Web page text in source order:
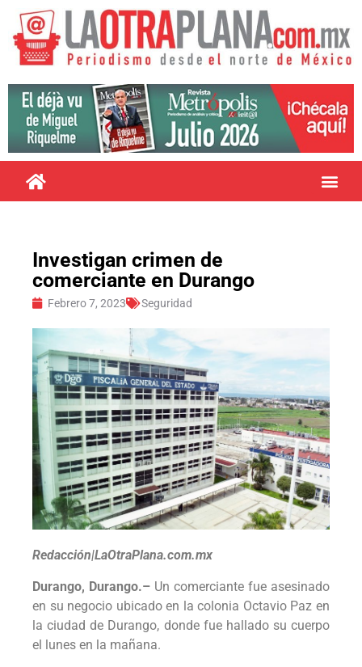
Investigan crimen de
comerciante en Durango
Febrero 7, 2023 Seguridad
Redacción|LaOtraPlana.com.mx
Durango, Durango.– Un comerciante fue asesinado
en su negocio ubicado en la colonia Octavio Paz en
la ciudad de Durango, donde fue hallado su cuerpo
el lunes en la mañana.